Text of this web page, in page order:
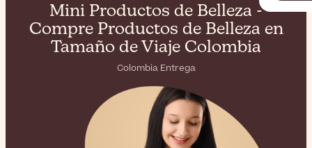
Mini Productos de Belleza -
Compre Productos de Belleza en
Tamaño de Viaje Colombia
Colombia Entrega